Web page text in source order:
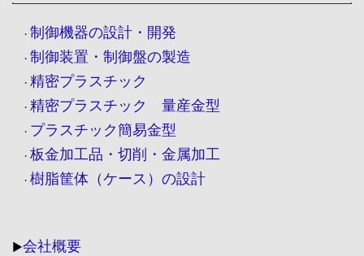
・ 制御機器の設計・開発
・ 制御装置・制御盤の製造
・ 精密プラスチック
・ 精密プラスチック 量産金型
・ プラスチック簡易金型
・ 板金加工品・切削・金属加工
・ 樹脂筐体（ケース）の設計
▶会社概要